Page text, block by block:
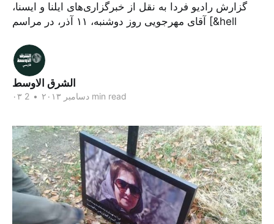
گزارش رادیو فردا به نقل از خبرگزاری‌های ایلنا و ایسنا،
آقای مهرجویی روز دوشنبه، ۱۱ آذر، در مراسم [&hell
الشرق الاوسط
۰۳ دسامبر ۲۰۱۳ • 2 min read